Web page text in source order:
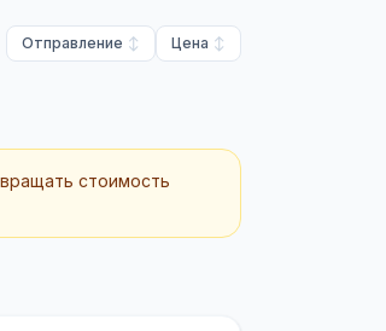
Отправление Цена
стоимость